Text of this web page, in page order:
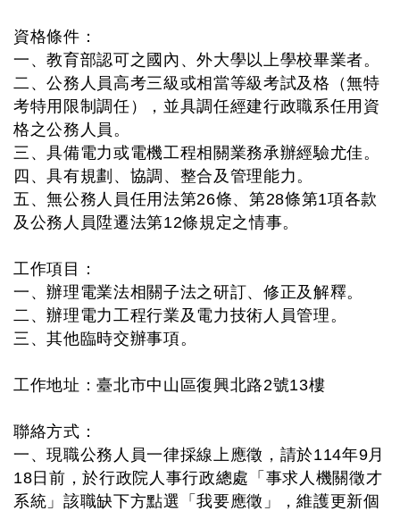
資格條件：
一、教育部認可之國內、外大學以上學校畢業者。
二、公務人員高考三級或相當等級考試及格（無特
考特用限制調任），並具調任經建行政職系任用資
格之公務人員。
三、具備電力或電機工程相關業務承辦經驗尤佳。
四、具有規劃、協調、整合及管理能力。
五、無公務人員任用法第26條、第28條第1項各款
及公務人員陞遷法第12條規定之情事。
工作項目：
一、辦理電業法相關子法之研訂、修正及解釋。
二、辦理電力工程行業及電力技術人員管理。
三、其他臨時交辦事項。
工作地址：臺北市中山區復興北路2號13樓
聯絡方式：
一、現職公務人員一律採線上應徵，請於114年9月
18日前，於行政院人事行政總處「事求人機關徵才
系統」該職缺下方點選「我要應徵」，維護更新個